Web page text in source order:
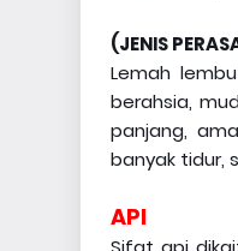
(JENIS
Lemah
berahsia,
panjang,
banyak tidur,
API